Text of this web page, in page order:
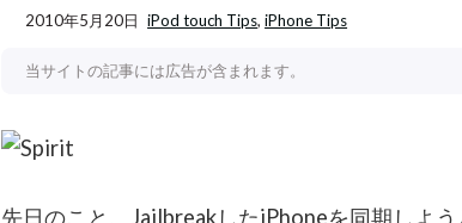
2010年5月20日 iPod touch Tips,iPhone Tips
当サイトの記事には広告が含まれます。
先日のこと、JailbreakしたiPhoneを同期しよ